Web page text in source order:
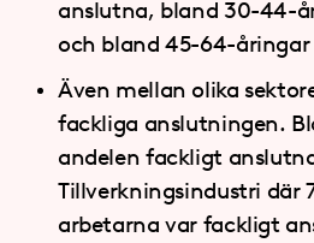
anslutna, bland 30-44-
och bland 45-64-
Även mellan olika
fackliga anslutningen.
andelen fackligt
Tillverkningsindustri där
arbetarna var fackligt